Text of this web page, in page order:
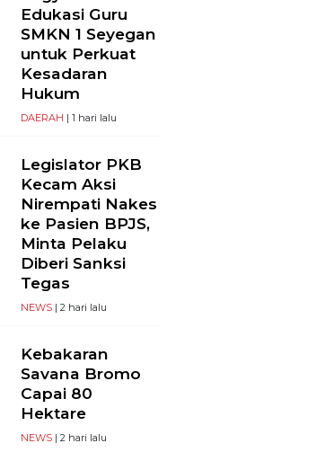
Edukasi Guru
SMKN 1 Seyegan
untuk Perkuat
Kesadaran
Hukum
DAERAH | 1 hari lalu
Legislator PKB
Kecam Aksi
Nirempati Nakes
ke Pasien BPJS,
Minta Pelaku
Diberi Sanksi
Tegas
NEWS | 2 hari lalu
Kebakaran
Savana Bromo
Capai 80
Hektare
NEWS | 2 hari lalu